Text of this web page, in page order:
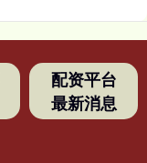
配资平台
最新消息